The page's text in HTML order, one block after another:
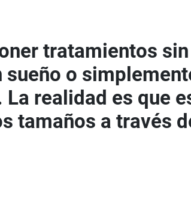
tratamientos
o
realidad es que
tamaños a través